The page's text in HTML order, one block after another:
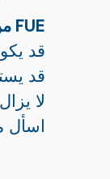
FUE من دون حلاقة
قد
قد
لا
اسأل